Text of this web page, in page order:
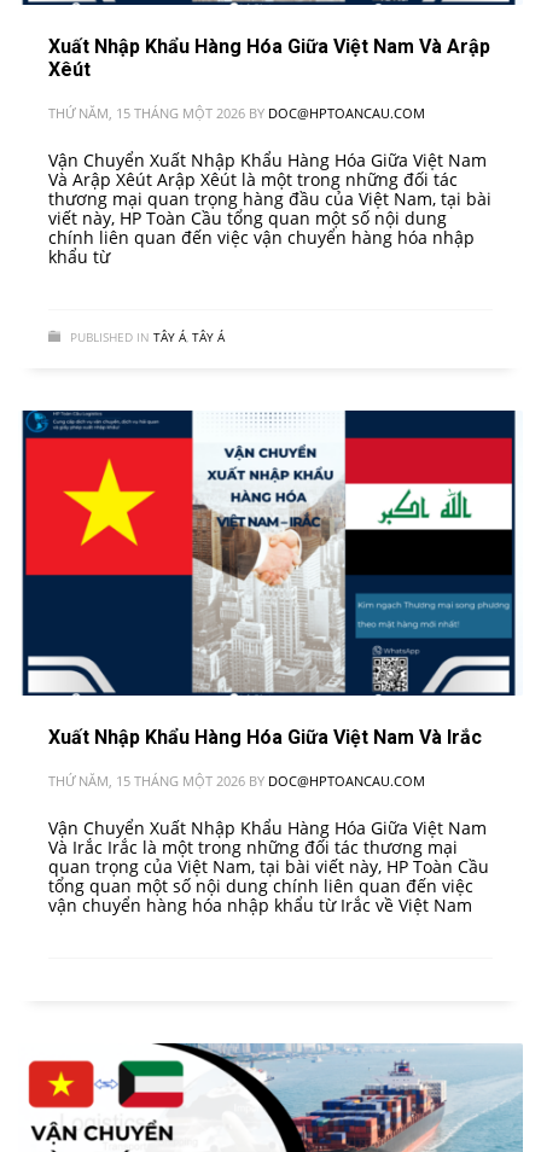
Xuất Nhập Khẩu Hàng Hóa Giữa Việt Nam Và Arập
Xêút
THỨ NĂM, 15 THÁNG MỘT 2026 BY DOC@HPTOANCAU.COM
Vận Chuyển Xuất Nhập Khẩu Hàng Hóa Giữa Việt Nam
Và Arập Xêút Arập Xêút là một trong những đối tác
thương mại quan trọng hàng đầu của Việt Nam, tại bài
viết này, HP Toàn Cầu tổng quan một số nội dung
chính liên quan đến việc vận chuyển hàng hóa nhập
khẩu từ
PUBLISHED IN TÂY Á, TÂY Á
Xuất Nhập Khẩu Hàng Hóa Giữa Việt Nam Và Irắc
THỨ NĂM, 15 THÁNG MỘT 2026 BY DOC@HPTOANCAU.COM
Vận Chuyển Xuất Nhập Khẩu Hàng Hóa Giữa Việt Nam
Và Irắc Irắc là một trong những đối tác thương mại
quan trọng của Việt Nam, tại bài viết này, HP Toàn Cầu
tổng quan một số nội dung chính liên quan đến việc
vận chuyển hàng hóa nhập khẩu từ Irắc về Việt Nam